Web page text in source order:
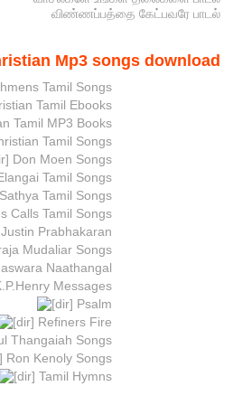
விண்ணப்பத்தை கேட்பவரே பாடல்
Mp3 songs download
Tamil Songs
Tamil Ebooks
Tamil MP3 Books
Tamil Songs
Don Moen Songs
Tamil Songs
Tamil Songs
Calls Tamil Songs
Justin Prabhakaran
Mudaliar Songs
Naathangal
Messages
Psalm
Refiners Fire
Thangaiah Songs
Ron Kenoly Songs
Tamil Hymns